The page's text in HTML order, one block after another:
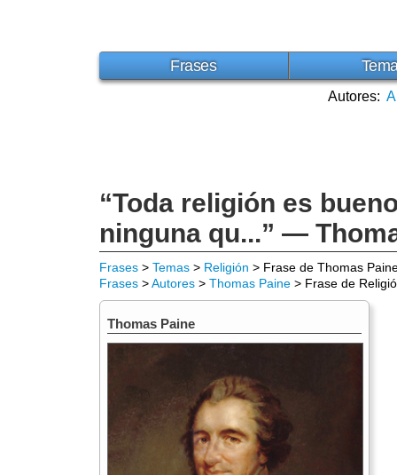
Frases
Autores: A
“Toda religión es
ninguna qu...” —
Frases > Temas > Religión > Frase de Thomas
Frases >Autores > Thomas Paine > Frase de
Thomas Paine